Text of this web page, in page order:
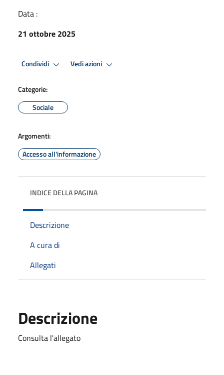
Data :
21 ottobre 2025
Condividi Vedi azioni
Categorie:
Sociale
Argomenti:
Accesso all'informazione
INDICE DELLA PAGINA
Descrizione
A cura di
Allegati
Descrizione
Consulta l'allegato